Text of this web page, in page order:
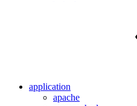
application
apache